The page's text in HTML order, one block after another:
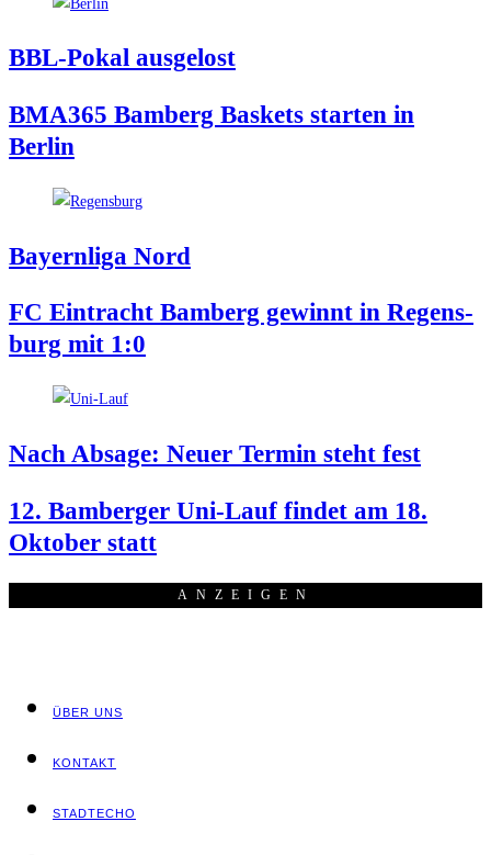
BBL-Pokal aus­ge­lost
BMA365 Bam­berg Bas­kets star­ten in
Berlin
Bay­ern­li­ga Nord
FC Ein­tracht Bam­berg gewinnt in Regens­
burg mit 1:0
Nach Absa­ge: Neu­er Ter­min steht fest
12. Bam­ber­ger Uni-Lauf fin­det am 18.
Okto­ber statt
ANZEI­GEN
ÜBER UNS
KON­TAKT
STADT­ECHO